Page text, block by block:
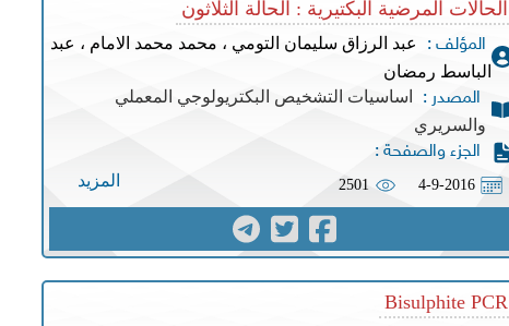
الحالات المرضية البكتيرية : الحالة الثلاثون
المؤلف :
عبد الرزاق سليمان التومي ، محمد محمد الامام ، عبد
الباسط رمضان
المصدر :
اساسيات التشخيص البكتريولوجي المعملي
والسريري
الجزء والصفحة :
4-9-2016
2501 المزيد
Bisulphite PCR